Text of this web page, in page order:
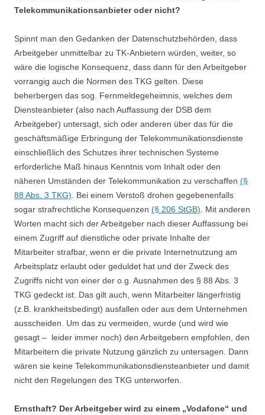
Telekommunikationsanbieter oder nicht?
Spinnt man den Gedanken der Datenschutzbehörden, dass
Arbeitgeber unmittelbar zu TK-Anbietern würden, weiter, so
wäre die logische Konsequenz, dass dann für den Arbeitgeber
vorrangig auch die Normen des TKG gelten. Diese
beherbergen das sog. Fernmeldegeheimnis, welches dem
Diensteanbieter (also nach Auffassung der DSB dem
Arbeitgeber) untersagt, sich oder anderen über das für die
geschäftsmäßige Erbringung der Telekommunikationsdienste
einschließlich des Schutzes ihrer technischen Systeme
erforderliche Maß hinaus Kenntnis vom Inhalt oder den
näheren Umständen der Telekommunikation zu verschaffen (§
88 Abs. 3 TKG) . Bei einem Verstoß drohen gegebenenfalls
sogar strafrechtliche Konsequenzen (§ 206 StGB) . Mit anderen
Worten macht sich der Arbeitgeber nach dieser Auffassung bei
einem Zugriff auf dienstliche oder private Inhalte der
Mitarbeiter strafbar, wenn er die private Internetnutzung am
Arbeitsplatz erlaubt oder geduldet hat und der Zweck des
Zugriffs nicht von einer der o.g. Ausnahmen des § 88 Abs. 3
TKG gedeckt ist. Das gilt auch, wenn Mitarbeiter längerfristig
(z.B. krankheitsbedingt) ausfallen oder aus dem Unternehmen
ausscheiden. Um das zu vermeiden, wurde (und wird wie
gesagt – leider immer noch) den Arbeitgebern empfohlen, den
Mitarbeitern die private Nutzung gänzlich zu untersagen. Dann
wären sie keine Telekommunikationsdiensteanbieter und damit
nicht den Regelungen des TKG unterworfen.
Ernsthaft? Der Arbeitgeber wird zu einem „Vodafone“ und